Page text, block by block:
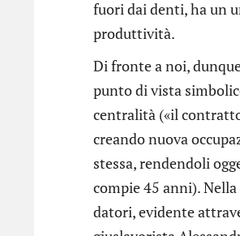
fuori dai denti, ha un
produttività.
Di fronte a noi,
punto di vista
centralità («il
creando nuova
stessa, rendendoli
compie 45 anni).
datori, evidente